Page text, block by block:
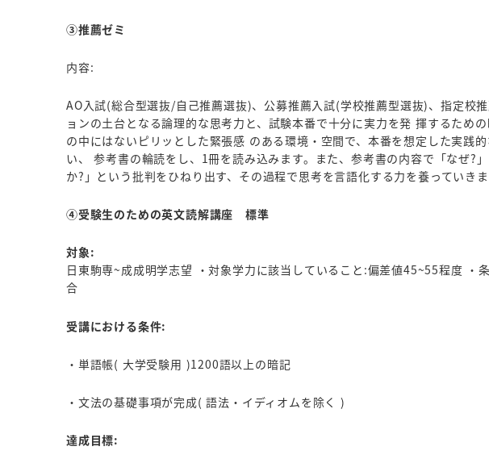
③推薦ゼミ
内容:
AO入試(総合型選抜/自己推薦選抜)、公募推薦入試(学校推薦型選抜)、指定校
ョンの土台となる論理的な思考力と、試験本番で十分に実力を発 揮するため
の中にはないピリッとした緊張感 のある環境・空間で、本番を想定した実践
い、 参考書の輪読をし、1冊を読み込みます。また、参考書の内容で「なぜ?
か?」という批判をひねり出す、その過程で思考を言語化する力を養っていきま
④受験生のための英文読解講座 標準
対象:
日東駒専~成成明学志望 ・対象学力に該当していること:偏差値45~55程度 ・
合
受講における条件:
・単語帳( 大学受験用 )1200語以上の暗記
・文法の基礎事項が完成( 語法・イディオムを除く )
達成目標: